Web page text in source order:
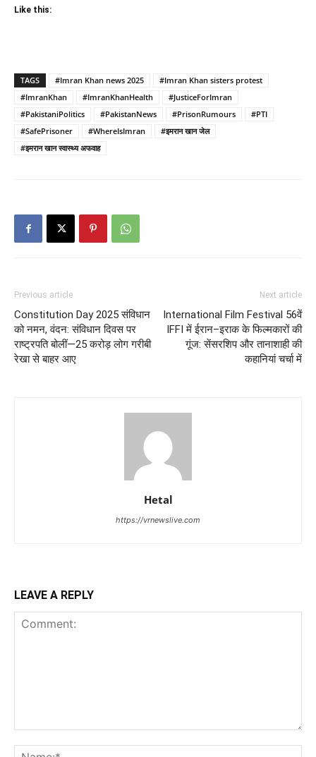
Like this:
TAGS #Imran Khan news 2025
#Imran Khan sisters protest
#ImranKhan
#ImranKhanHealth
#JusticeForImran
#PakistaniPolitics
#PakistanNews #PrisonRumours
#PTI
#SafePrisoner
#WhereIsImran
#इमरान खान जेल
#इमरान खान स्वास्थ्य अफवाह
Previous article
Constitution Day 2025 संविधान
को नमन, वंदन: संविधान दिवस पर
राष्ट्रपति बोलीं—25 करोड़ लोग गरीबी
रेखा से बाहर आए
Next article
International Film Festival 56वें
IFFI में ईरान–इराक के फिल्मकारों की
गूंज: सेंसरशिप और तानाशाही की
कहानियां चर्चा में
Hetal
https://vrnewslive.com
LEAVE A REPLY